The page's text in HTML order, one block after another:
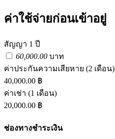
ค่าใช้จ่ายก่อนเข้าอยู่
สัญญา 1 ปี
60,000.00 บาท
ค่าประกันความเสียหาย (2 เดือน)
40,000.00 ฿
ค่าเช่า (1 เดือน)
20,000.00 ฿
ช่องทางชำระเงิน